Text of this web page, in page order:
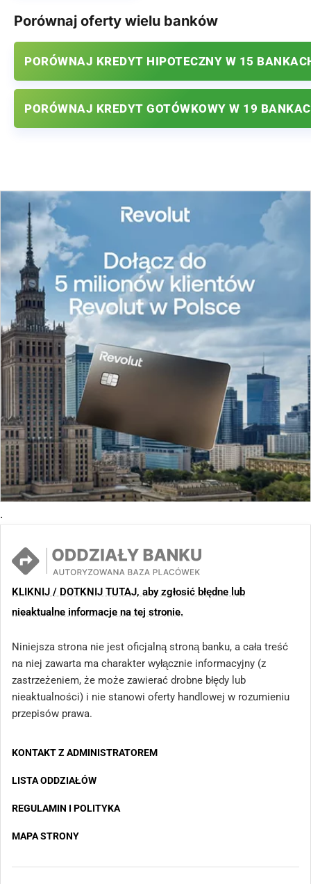
Porównaj oferty wielu banków
PORÓWNAJ KREDYT HIPOTECZNY W 15
PORÓWNAJ KREDYT GOTÓWKOWY W 19
.
KLIKNIJ / DOTKNIJ TUTAJ, aby zgłosić błędne lub
nieaktualne informacje na tej stronie.
Niniejsza strona nie jest oficjalną stroną banku, a cała treść
na niej zawarta ma charakter wyłącznie informacyjny (z
zastrzeżeniem, że może zawierać drobne błędy lub
nieaktualności) i nie stanowi oferty handlowej w rozumieniu
przepisów prawa.
KONTAKT Z ADMINISTRATOREM
LISTA ODDZIAŁÓW
REGULAMIN I POLITYKA
MAPA STRONY